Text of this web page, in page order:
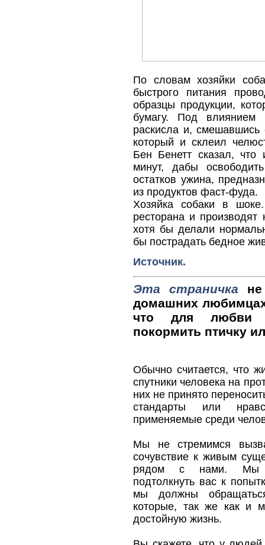
По словам хозяйки
быстрого питания
образцы продукции,
бумагу. Под влиянием
раскисла и, смешавшись
который и склеил
Бен Бенетт сказал, что
минут, дабы
остатков ужина,
из продуктов фаст-фуда.
Хозяйка собаки в
ресторана и производят
хотя бы делали
бы пострадать бедное
Источник.
Эта страничка
домашних
что для любви
покормить птичку
Обычно считается, что
спутники человека на
них не принято
стандарты или
применяемые среди
Мы не стремимся
сочувствие к живым
рядом с нами. Мы
подтолкнуть вас к
мы должны
которые, так же как и
достойную жизнь.